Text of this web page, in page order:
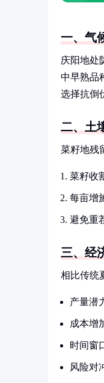
一、气
庆阳地处
中早熟品
选择抗倒
二、土
菜籽地残
菜籽收
每亩增
避免重
三、经
相比传统
产量潜
成本增
时间窗
风险对